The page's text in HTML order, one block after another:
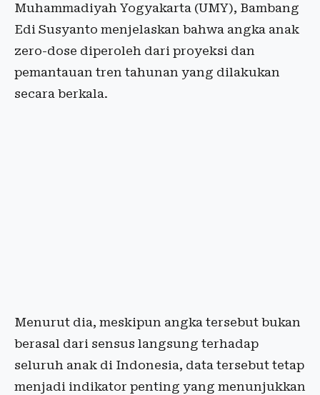
Muhammadiyah Yogyakarta (UMY), Bambang
Edi Susyanto menjelaskan bahwa angka anak
zero-dose diperoleh dari proyeksi dan
pemantauan tren tahunan yang dilakukan
secara berkala.
Menurut dia, meskipun angka tersebut bukan
berasal dari sensus langsung terhadap
seluruh anak di Indonesia, data tersebut tetap
menjadi indikator penting yang menunjukkan